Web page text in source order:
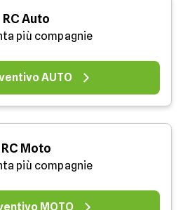
RC Auto
più compagnie
AUTO
RC Moto
più compagnie
MOTO